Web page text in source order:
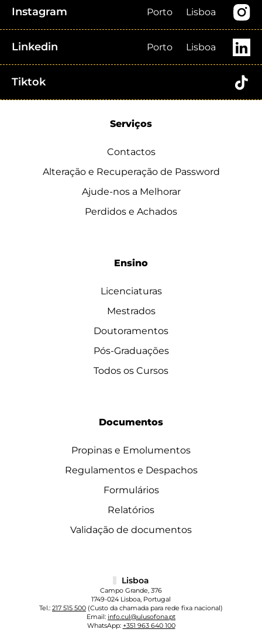
Instagram Porto Lisboa
Linkedin Porto Lisboa
Tiktok
Serviços
Contactos
Alteração e Recuperação de Password
Ajude-nos a Melhorar
Perdidos e Achados
Ensino
Licenciaturas
Mestrados
Doutoramentos
Pós-Graduações
Todos os Cursos
Documentos
Propinas e Emolumentos
Regulamentos e Despachos
Formulários
Relatórios
Validação de documentos
Lisboa
Campo Grande, 376
1749-024 Lisboa, Portugal
Tel.: 217 515 500 (Custo da chamada para rede fixa nacional)
Email: info.cul@ulusofona.pt
WhatsApp: +351 963 640 100